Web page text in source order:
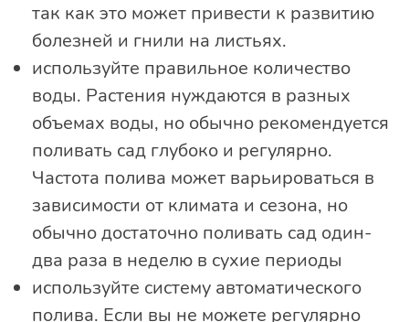
так как это может привести к развитию
болезней и гнили на листьях.
используйте правильное количество
воды. Растения нуждаются в разных
объемах воды, но обычно рекомендуется
поливать сад глубоко и регулярно.
Частота полива может варьироваться в
зависимости от климата и сезона, но
обычно достаточно поливать сад один-
два раза в неделю в сухие периоды
используйте систему автоматического
полива. Если вы не можете регулярно